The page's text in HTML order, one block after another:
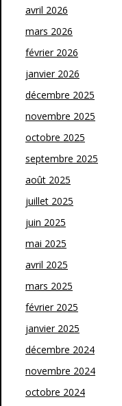
avril 2026
mars 2026
février 2026
janvier 2026
décembre 2025
novembre 2025
octobre 2025
septembre 2025
août 2025
juillet 2025
juin 2025
mai 2025
avril 2025
mars 2025
février 2025
janvier 2025
décembre 2024
novembre 2024
octobre 2024